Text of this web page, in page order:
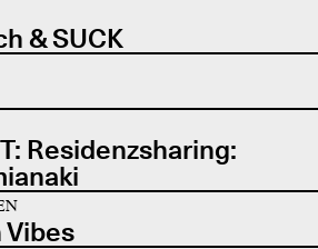
& SUCK
Residenzsharing:
Vibes